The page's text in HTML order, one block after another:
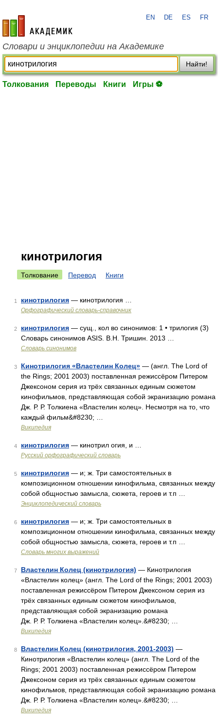
academic.ru
EN DE ES FR
Словари и энциклопедии на Академике
Найти!
Толкования Переводы Книги Игры ⚽
кинотрилогия
Толкование Перевод Книги
1 кинотрилогия — кинотрилогия …
Орфографический словарь-справочник
2 кинотрилогия — сущ., кол во синонимов: 1 • трилогия (3)
Словарь синонимов ASIS. В.Н. Тришин. 2013 …
Словарь синонимов
3 Кинотрилогия «Властелин Колец» — (англ. The Lord of
the Rings; 2001 2003) поставленная режиссёром Питером
Джексоном серия из трёх связанных единым сюжетом
кинофильмов, представляющая собой экранизацию романа
Дж. Р. Р. Толкиена «Властелин колец». Несмотря на то, что
каждый фильм&#8230; …
Википедия
4 кинотрилогия — кинотрил огия, и …
Русский орфографический словарь
5 кинотрилогия — и; ж. Три самостоятельных в
композиционном отношении кинофильма, связанных между
собой общностью замысла, сюжета, героев и т.п …
Энциклопедический словарь
6 кинотрилогия — и; ж. Три самостоятельных в
композиционном отношении кинофильма, связанных между
собой общностью замысла, сюжета, героев и т.п …
Словарь многих выражений
7 Властелин Колец (кинотрилогия) — Кинотрилогия
«Властелин колец» (англ. The Lord of the Rings; 2001 2003)
поставленная режиссёром Питером Джексоном серия из
трёх связанных единым сюжетом кинофильмов,
представляющая собой экранизацию романа
Дж. Р. Р. Толкиена «Властелин колец».&#8230; …
Википедия
8 Властелин Колец (кинотрилогия, 2001-2003) —
Кинотрилогия «Властелин колец» (англ. The Lord of the
Rings; 2001 2003) поставленная режиссёром Питером
Джексоном серия из трёх связанных единым сюжетом
кинофильмов, представляющая собой экранизацию романа
Дж. Р. Р. Толкиена «Властелин колец».&#8230; …
Википедия